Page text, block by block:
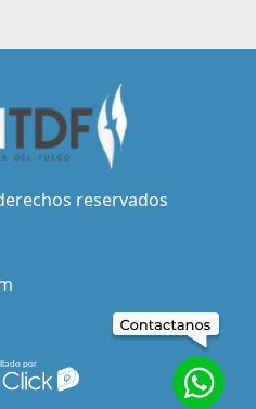
reservados